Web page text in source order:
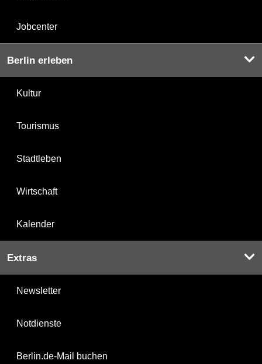
Jobcenter
Berlin erleben
Kultur
Tourismus
Stadtleben
Wirtschaft
Kalender
Extras
Newsletter
Notdienste
Berlin.de-Mail buchen